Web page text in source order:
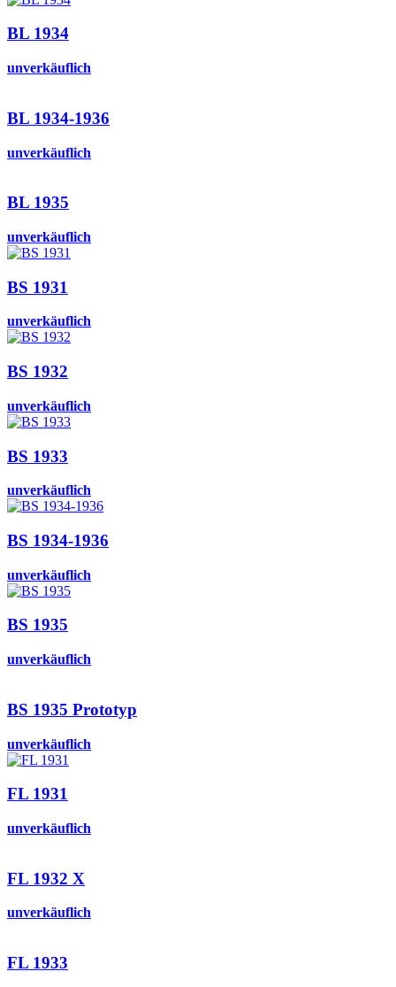
BL 1934
unverkäuflich
BL 1934-1936
unverkäuflich
BL 1935
unverkäuflich
BS 1931
unverkäuflich
BS 1932
unverkäuflich
BS 1933
unverkäuflich
BS 1934-1936
unverkäuflich
BS 1935
unverkäuflich
BS 1935 Prototyp
unverkäuflich
FL 1931
unverkäuflich
FL 1932 X
unverkäuflich
FL 1933